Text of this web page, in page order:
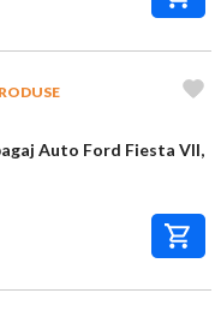
Auto Ford Fiesta VII,